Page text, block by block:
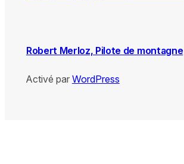
Robert Merloz, Pilote de montagne
Activé par WordPress